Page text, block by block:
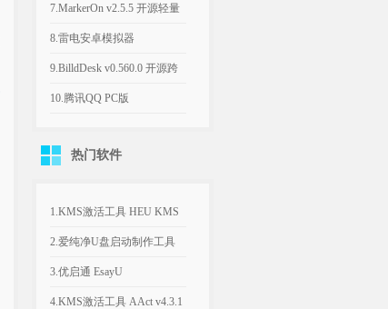
跨平台免费商用远程工具
7.MarkerOn v2.5.5 开源轻量
级屏幕标注工具
8.雷电安卓模拟器
v14.0.22/v9.5.32 电脑端玩手
机游戏
9.BilldDesk v0.560.0 开源跨
平台远程桌面工具
10.腾讯QQ PC版
热门软件
1.KMS激活工具 HEU KMS
Activator v64.0.0
2.爱纯净U盘启动制作工具
v2025.1003
3.优启通 EsayU
v3.7.2025.0326 无广告纯净版
4.KMS激活工具 AAct v4.3.1